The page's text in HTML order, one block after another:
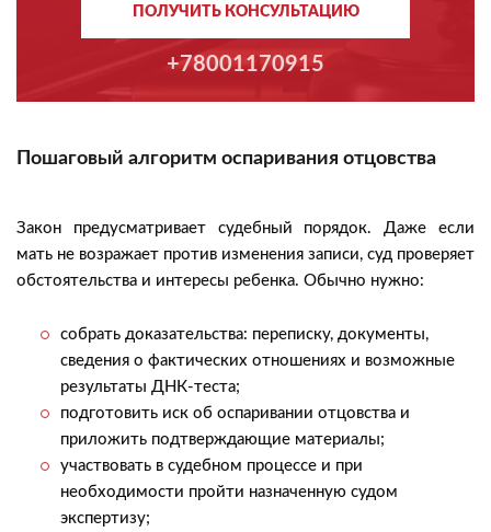
ПОЛУЧИТЬ КОНСУЛЬТАЦИЮ
+78001170915
Пошаговый алгоритм оспаривания отцовства
Закон предусматривает судебный порядок. Даже если
мать не возражает против изменения записи, суд проверяет
обстоятельства и интересы ребенка. Обычно нужно:
собрать доказательства: переписку, документы,
сведения о фактических отношениях и возможные
результаты ДНК-теста;
подготовить иск об оспаривании отцовства и
приложить подтверждающие материалы;
участвовать в судебном процессе и при
необходимости пройти назначенную судом
экспертизу;